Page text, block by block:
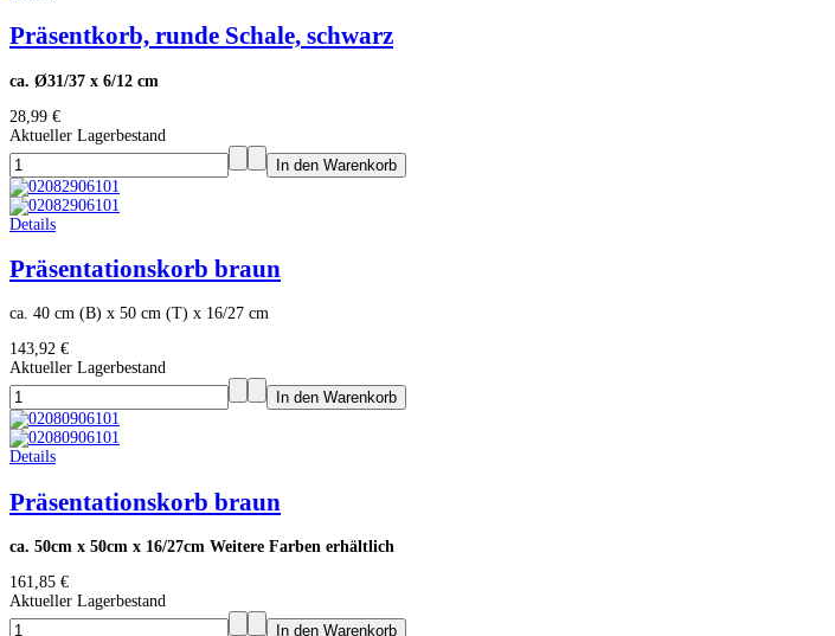
Präsentkorb, runde Schale, schwarz
ca. Ø31/37 x 6/12 cm
28,99 €
Aktueller Lagerbestand
Details
Präsentationskorb braun
ca. 40 cm (B) x 50 cm (T) x 16/27 cm
143,92 €
Aktueller Lagerbestand
Details
Präsentationskorb braun
ca. 50cm x 50cm x 16/27cm Weitere Farben erhältlich
161,85 €
Aktueller Lagerbestand